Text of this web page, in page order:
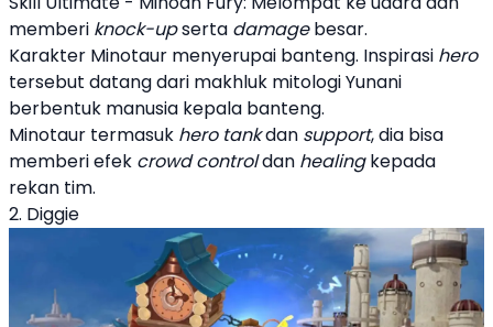
memberi knock-upserta damagebesar.
Karakter Minotaur menyerupai banteng. Inspirasi hero
tersebut datang dari makhluk mitologi Yunani
berbentuk manusia kepala banteng.
Minotaur termasuk hero tankdan support, dia bisa
memberi efek crowd controldan healingkepada
rekan tim.
2. Diggie